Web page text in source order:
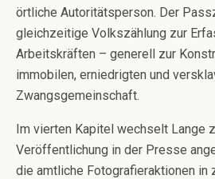
örtliche Autoritätsperson. Der
gleichzeitige Volkszählung zur
Arbeitskräften – generell zur
immobilen, erniedrigten und
Zwangsgemeinschaft.
Im vierten Kapitel wechselt Lange
Veröffentlichung in der Presse
die amtliche Fotografieraktionen in